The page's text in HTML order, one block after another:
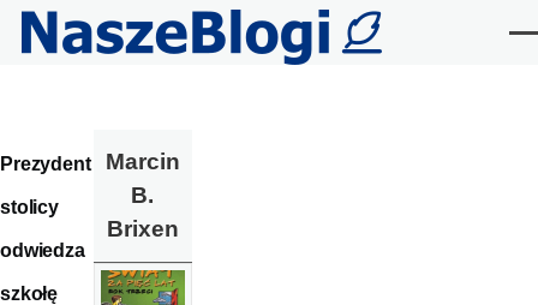
Przejdź do treści
Prezydent
stolicy
odwiedza
szkołę
Marcin
B.
Brixen